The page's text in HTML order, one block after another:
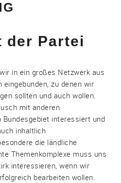
der Partei
in ein großes Netzwerk aus
zu denen wir
sollten und auch wollen.
mit anderen
Bundesgebiet interessiert und
inhaltlich
die ländliche
Themenkomplexe muss uns
interessieren, wenn wir
bearbeiten wollen.